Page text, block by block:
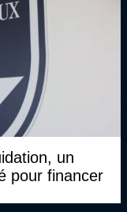
un
pour financer